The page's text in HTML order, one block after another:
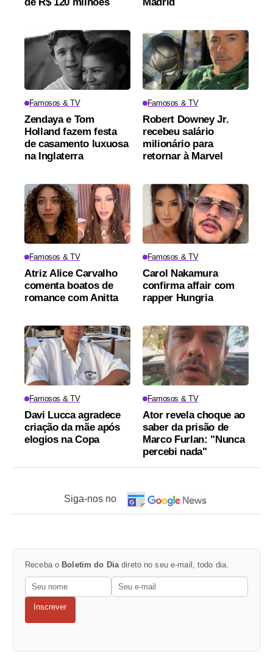
de R$ 120 milhões Madrid
Famosos & TV
Zendaya e Tom
Holland fazem festa
de casamento luxuosa
na Inglaterra
Famosos & TV
Robert Downey Jr.
recebeu salário
milionário para
retornar à Marvel
Famosos & TV
Atriz Alice Carvalho
comenta boatos de
romance com Anitta
Famosos & TV
Carol Nakamura
confirma affair com
rapper Hungria
Famosos & TV
Davi Lucca agradece
criação da mãe após
elogios na Copa
Famosos & TV
Ator revela choque ao
saber da prisão de
Marco Furlan: "Nunca
percebi nada"
Siga-nos no
Receba o Boletim do Dia direto no seu e-mail, todo dia.
Inscrever